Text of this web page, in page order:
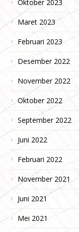
Oktober 2023
Maret 2023
Februari 2023
Desember 2022
November 2022
Oktober 2022
September 2022
Juni 2022
Februari 2022
November 2021
Juni 2021
Mei 2021